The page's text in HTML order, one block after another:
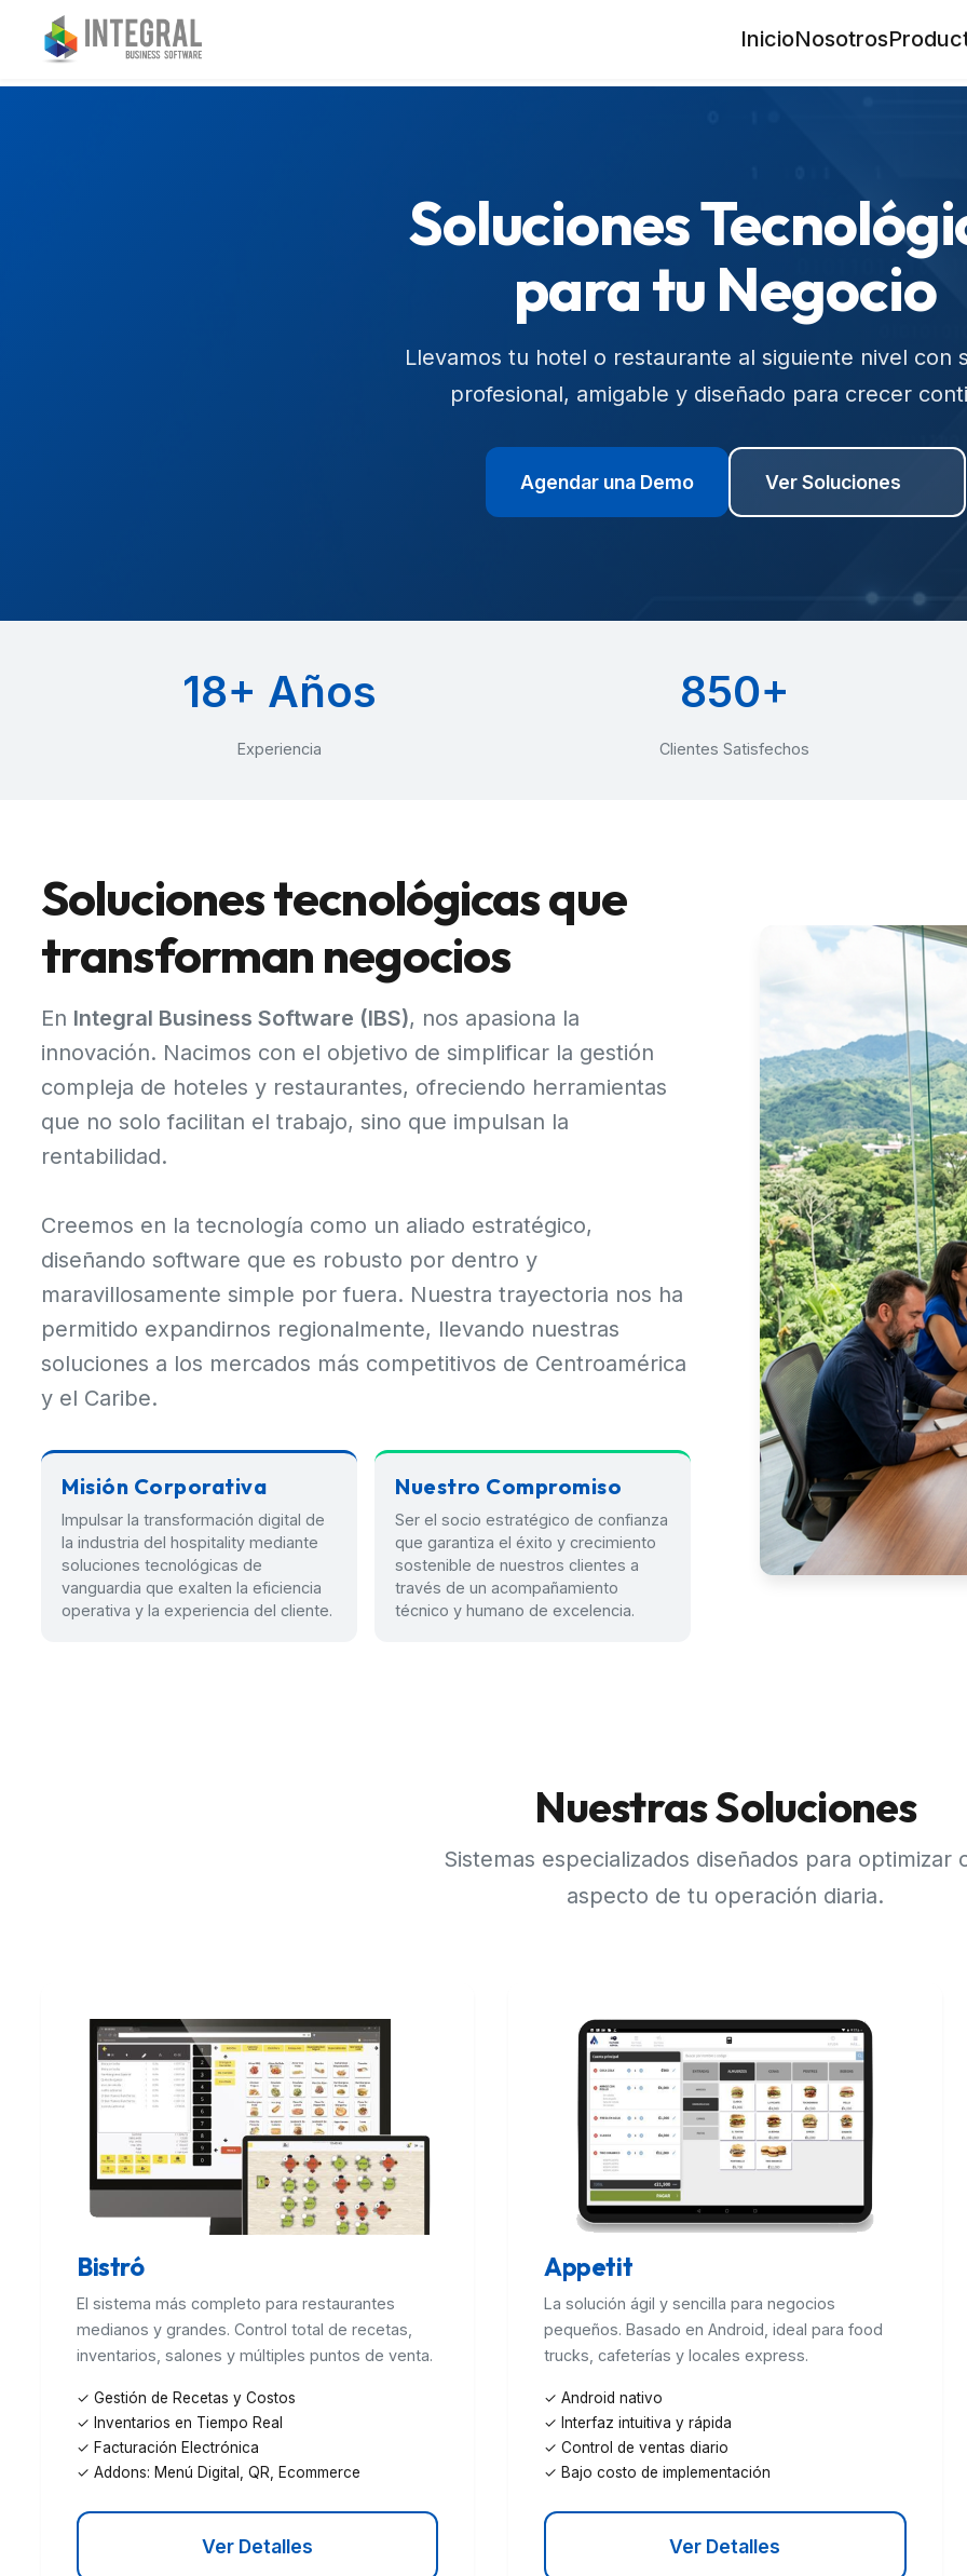
InicioNosotros
Soluciones
para tu Negocio
Llevamos tu hotel o restaurante al siguiente nivel con
profesional, amigable y diseñado para crecer
Agendar una Demo Ver Soluciones
18+ Años
Experiencia
850+
Clientes Satisfechos
Soluciones tecnológicas que
transforman negocios
En Integral Business Software (IBS), nos apasiona la
innovación. Nacimos con el objetivo de simplificar la gestión
compleja de hoteles y restaurantes, ofreciendo herramientas
que no solo facilitan el trabajo, sino que impulsan la
rentabilidad.
Creemos en la tecnología como un aliado estratégico,
diseñando software que es robusto por dentro y
maravillosamente simple por fuera. Nuestra trayectoria nos ha
permitido expandirnos regionalmente, llevando nuestras
soluciones a los mercados más competitivos de Centroamérica
y el Caribe.
Misión Corporativa
Impulsar la transformación digital de
la industria del hospitality mediante
soluciones tecnológicas de
vanguardia que exalten la eficiencia
operativa y la experiencia del cliente.
Nuestro Compromiso
Ser el socio estratégico de confianza
que garantiza el éxito y crecimiento
sostenible de nuestros clientes a
través de un acompañamiento
técnico y humano de excelencia.
Nuestras Soluciones
Sistemas especializados diseñados para optimizar
aspecto de tu operación diaria.
Bistró
El sistema más completo para restaurantes
medianos y grandes. Control total de recetas,
inventarios, salones y múltiples puntos de venta.
✓ Gestión de Recetas y Costos
✓ Inventarios en Tiempo Real
✓ Facturación Electrónica
✓ Addons: Menú Digital, QR, Ecommerce
Ver Detalles
Appetit
La solución ágil y sencilla para negocios
pequeños. Basado en Android, ideal para food
trucks, cafeterías y locales express.
✓ Android nativo
✓ Interfaz intuitiva y rápida
✓ Control de ventas diario
✓ Bajo costo de implementación
Ver Detalles